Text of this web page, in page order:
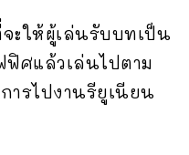
ะให้ผู้เล่นรับบทเป็น
ศแล้วเล่นไปตาม
ารไปงานรียูเนียน